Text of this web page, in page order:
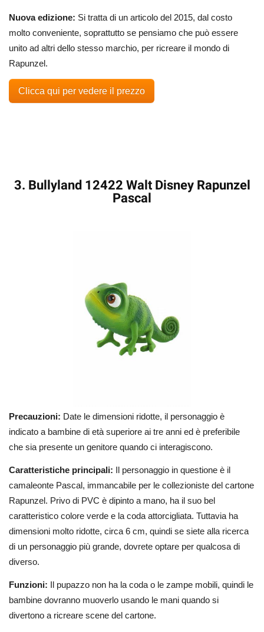
Nuova edizione: Si tratta di un articolo del 2015, dal costo
molto conveniente, soprattutto se pensiamo che può essere
unito ad altri dello stesso marchio, per ricreare il mondo di
Rapunzel.
Clicca qui per vedere il prezzo
3. Bullyland 12422 Walt Disney Rapunzel
Pascal
Precauzioni: Date le dimensioni ridotte, il personaggio è
indicato a bambine di età superiore ai tre anni ed è preferibile
che sia presente un genitore quando ci interagiscono.
Caratteristiche principali: Il personaggio in questione è il
camaleonte Pascal, immancabile per le collezioniste del cartone
Rapunzel. Privo di PVC è dipinto a mano, ha il suo bel
caratteristico colore verde e la coda attorcigliata. Tuttavia ha
dimensioni molto ridotte, circa 6 cm, quindi se siete alla ricerca
di un personaggio più grande, dovrete optare per qualcosa di
diverso.
Funzioni: Il pupazzo non ha la coda o le zampe mobili, quindi le
bambine dovranno muoverlo usando le mani quando si
divertono a ricreare scene del cartone.